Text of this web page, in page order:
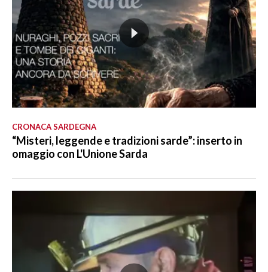
CRONACA SARDEGNA
“Misteri, leggende e tradizioni sarde”: inserto in
omaggio con L'Unione Sarda